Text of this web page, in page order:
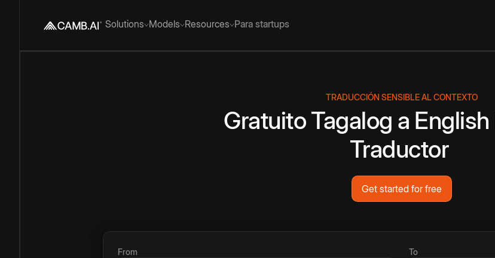
Solutions Models Resources Para startups
TRADUCCIÓN SENSIBLE AL CONTEXTO
GratuitoTagalog a English
Traductor
Get started for free
From To